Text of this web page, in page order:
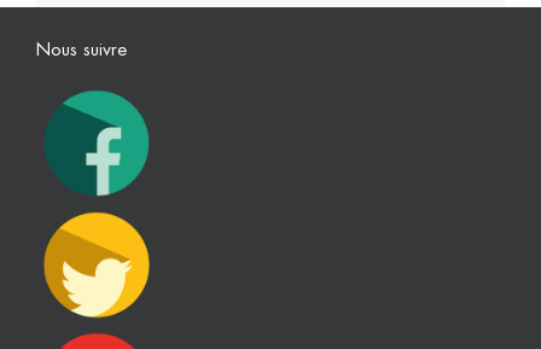
Nous suivre